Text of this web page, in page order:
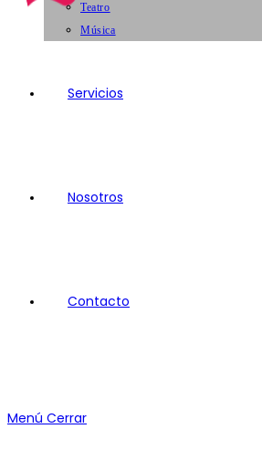
Teatro
Música
Servicios
Nosotros
Contacto
Menú Cerrar